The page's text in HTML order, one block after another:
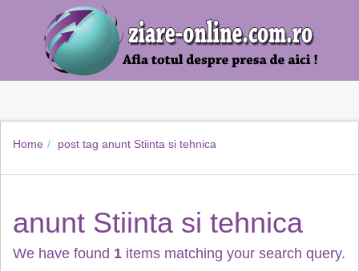
Home post tag anunt Stiinta si tehnica
anunt Stiinta si tehnica
We have found 1 items matching your search query.